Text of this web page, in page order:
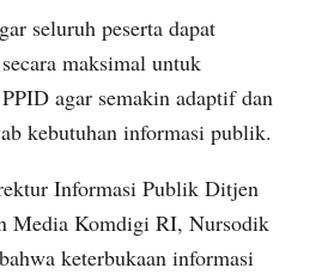
seluruh peserta dapat
maksimal untuk
agar semakin adaptif dan
kebutuhan informasi publik.
Informasi Publik Ditjen
Media Komdigi RI, Nursodik
keterbukaan informasi